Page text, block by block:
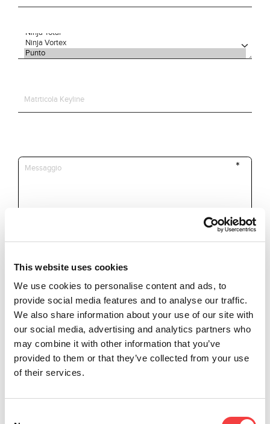
This website uses cookies
We use cookies to personalise content and ads, to
provide social media features and to analyse our traffic.
We also share information about your use of our site with
our social media, advertising and analytics partners who
may combine it with other information that you’ve
provided to them or that they’ve collected from your use
of their services.
*Campi obbligatori
Dichiaro di aver letto i
termini e
condizioni
Sono interessato a ricevere
promozioni e news sui prodotti
Keyline
Invia